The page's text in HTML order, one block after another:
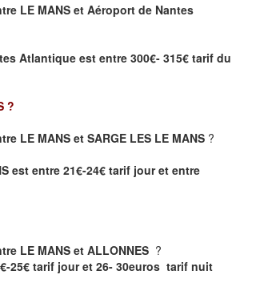
LE MANS et Aéroport de Nantes
Atlantique est entre 300€- 315€ tarif du
?
LE MANS et SARGE LES LE MANS ?
est entre 21€-24€ tarif jour et entre
LE MANS et ALLONNES ?
25€ tarif jour et 26- 30euros tarif nuit